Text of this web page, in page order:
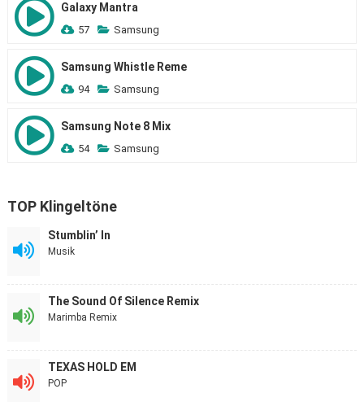
Galaxy Mantra
57 Samsung
Samsung Whistle Reme
94 Samsung
Samsung Note 8 Mix
54 Samsung
TOP Klingeltöne
Stumblin’ In
Musik
The Sound Of Silence Remix
Marimba Remix
TEXAS HOLD EM
POP